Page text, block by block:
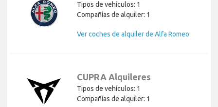
Tipos de vehículos: 1
Compañías de alquiler: 1
Ver coches de alquiler de Alfa Romeo
CUPRA Alquileres
Tipos de vehículos: 1
Compañías de alquiler: 1